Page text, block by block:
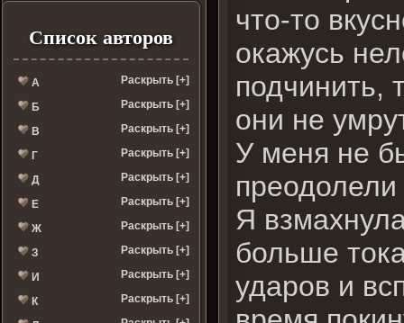
Список авторов
А Раскрыть [+]
Б Раскрыть [+]
В Раскрыть [+]
Г Раскрыть [+]
Д Раскрыть [+]
Е Раскрыть [+]
Ж Раскрыть [+]
З Раскрыть [+]
И Раскрыть [+]
К Раскрыть [+]
что-то
окажусь
подчинить,
они не
У меня не
Я
больше
ударов и